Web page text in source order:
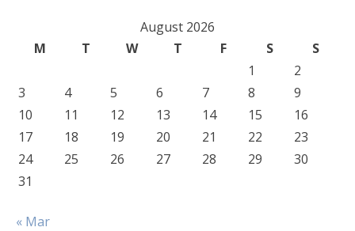
August 2026
M
T W T F S
S
1
2
3
4 5 6 7 8
9
10
11 12 13 14 15
16
17
18 19 20 21 22
23
24
25 26 27 28 29
30
31
« Mar